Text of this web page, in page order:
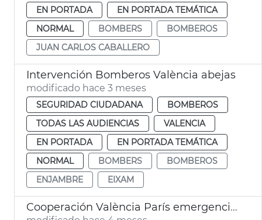
EN PORTADA
EN PORTADA TEMÁTICA
NORMAL
BOMBERS
BOMBEROS
JUAN CARLOS CABALLERO
Intervención Bomberos València abejas
modificado hace 3 meses
SEGURIDAD CIUDADANA
BOMBEROS
TODAS LAS AUDIENCIAS
VALENCIA
EN PORTADA
EN PORTADA TEMÁTICA
NORMAL
BOMBERS
BOMBEROS
ENJAMBRE
EIXAM
Cooperación València París emergencias dana